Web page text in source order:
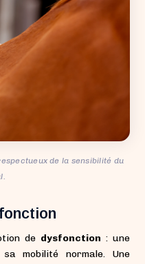
de la sensibilité du
de dysfonction : une
mobilité normale. Une